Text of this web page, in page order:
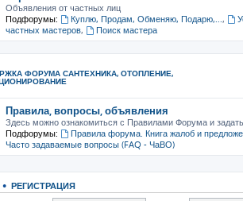
Объявления от частных лиц
Подфорумы:
Куплю, Продам, Обменяю, Подарю,...,
частных мастеров, Поиск мастера
ФОРУМА САНТЕХНИКА, ОТОПЛЕНИЕ,
Правила, вопросы, объявления
Здесь можно ознакомиться с Правилами Форума и
Подфорумы:
Правила форума. Книга жалоб и
Часто задаваемые вопросы (FAQ - ЧаВО)
• РЕГИСТРАЦИЯ